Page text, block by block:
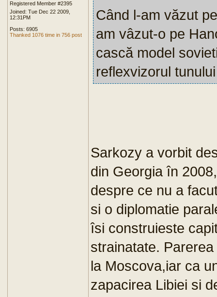
Registered Member #2395
Joined: Tue Dec 22 2009,
12:31PM
Posts: 6905
Thanked 1076 time in 756 post
Când l-am văzut
am vâzut-o pe
cască model
reflexvizorul
Sarkozy a vorbit
din Georgia în
despre ce nu a
si o diplomatie
îsi construieste
strainatate.
la Moscova,iar ca
zapacirea Libiei si